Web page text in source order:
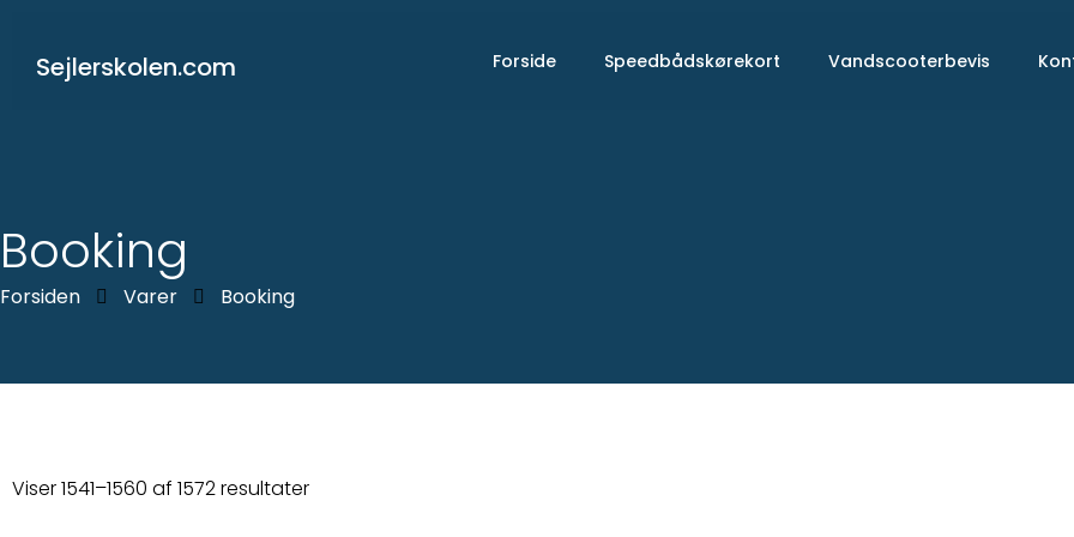
indholdet
Sejlerskolen.com Forside Speedbådskørekort Vandscooterbevis
Booking
Forsiden Varer Booking
Viser 1541–1560 af 1572 resultater